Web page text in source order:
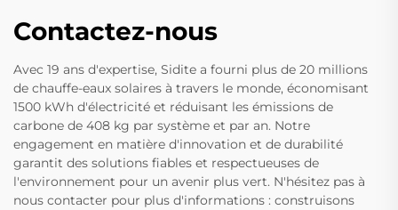
Contactez-nous
Avec 19 ans d'expertise, Sidite a fourni plus de 20 millions
de chauffe-eaux solaires à travers le monde, économisant
1500 kWh d'électricité et réduisant les émissions de
carbone de 408 kg par système et par an. Notre
engagement en matière d'innovation et de durabilité
garantit des solutions fiables et respectueuses de
l'environnement pour un avenir plus vert. N'hésitez pas à
nous contacter pour plus d'informations : construisons